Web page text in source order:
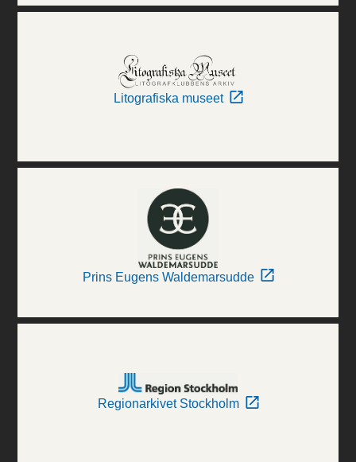
Litografiska museet
Prins Eugens Waldemarsudde
Regionarkivet Stockholm